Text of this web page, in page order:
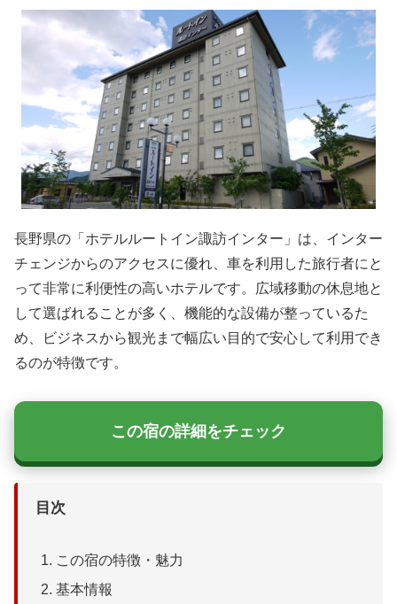
長野県の「ホテルルートイン諏訪インター」は、インター
チェンジからのアクセスに優れ、車を利用した旅行者にと
って非常に利便性の高いホテルです。広域移動の休息地と
して選ばれることが多く、機能的な設備が整っているた
め、ビジネスから観光まで幅広い目的で安心して利用でき
るのが特徴です。
この宿の詳細をチェック
目次
この宿の特徴・魅力
基本情報